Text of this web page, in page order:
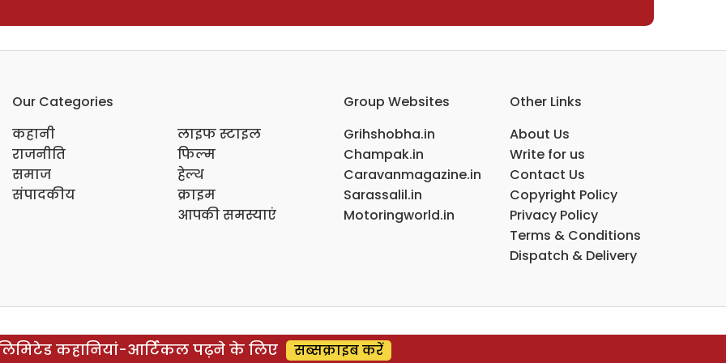
Our Categories
कहानी
राजनीति
समाज
संपादकीय
लाइफ स्टाइल
फिल्म
हेल्थ
क्राइम
आपकी समस्याएं
Group Websites
Grihshobha.in
Champak.in
Caravanmagazine.in
Sarassalil.in
Motoringworld.in
Other Links
About Us
Write for us
Contact Us
Copyright Policy
Privacy Policy
Terms & Conditions
Dispatch & Delivery
कहानियां-आर्टिकल पढ़ने के लिए सब्सक्राइब करें